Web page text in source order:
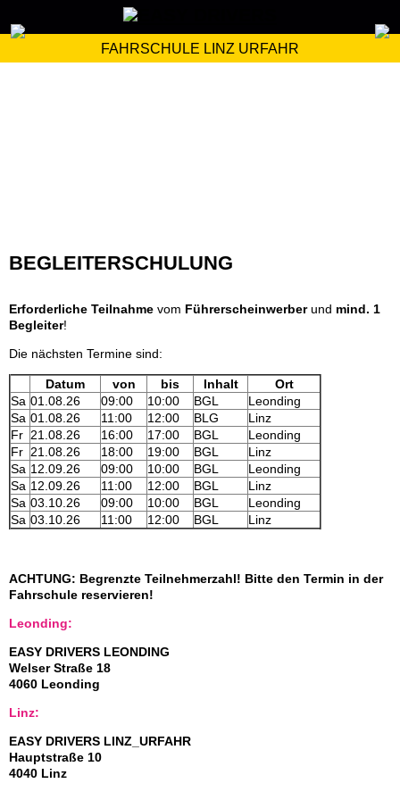
FAHRSCHULE LINZ URFAHR
BEGLEITERSCHULUNG
Erforderliche Teilnahme vom Führerscheinwerberund mind. 1
Begleiter!
Die nächsten Termine sind:
Datum von bis Inhalt
Ort
Sa 01.08.26 09:00 10:00 BGL
Leonding
Sa 01.08.26 11:00 12:00 BLG
Linz
Fr 21.08.26 16:00 17:00 BGL
Leonding
Fr 21.08.26 18:00 19:00 BGL
Linz
Sa 12.09.26 09:00 10:00 BGL
Leonding
Sa 12.09.26 11:00 12:00 BGL
Linz
Sa 03.10.26 09:00 10:00 BGL
Leonding
Sa 03.10.26 11:00 12:00 BGL Linz
ACHTUNG: Begrenzte Teilnehmerzahl! Bitte den Termin in der
Fahrschule reservieren!
Leonding:
EASY DRIVERS LEONDING
Welser Straße 18
4060 Leonding
Linz:
EASY DRIVERS LINZ_URFAHR
Hauptstraße 10
4040 Linz